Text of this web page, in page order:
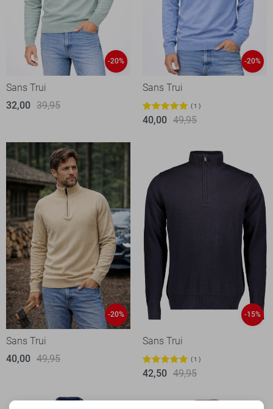
-20%
Sans Trui
32,00 39,95
-20%
Sans Trui
1
40,00 49,95
-20%
Sans Trui
40,00 49,95
-15%
Sans Trui
1
42,50 49,95